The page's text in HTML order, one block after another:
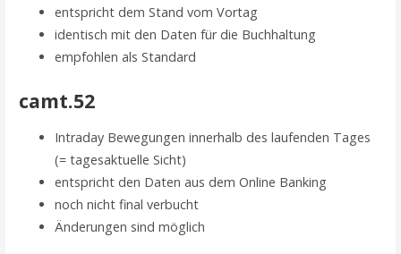
entspricht dem Stand vom Vortag
identisch mit den Daten für die Buchhaltung
empfohlen als Standard
camt.52
Intraday Bewegungen innerhalb des laufenden Tages
(= tagesaktuelle Sicht)
entspricht den Daten aus dem Online Banking
noch nicht final verbucht
Änderungen sind möglich